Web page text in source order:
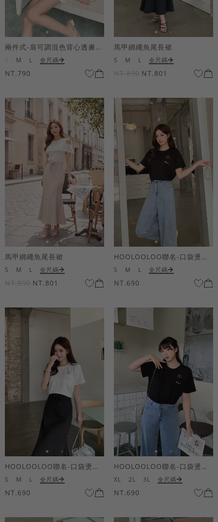
兩件式-肩可調混色背心透膚上衣套組
M L 全尺碼
NT.790
馬甲綁繩魚尾長裙
S M L 全尺碼
NT.890 NT.801
馬甲綁繩魚尾長裙
S M L 全尺碼
NT.890 NT.801
HOOLOOLOO聯名-口袋燙金KUKU熊短袖上衣
S M L 全尺碼
NT.690
HOOLOOLOO聯名-口袋燙金KUKU熊短袖上衣
S M L 全尺碼
NT.690
HOOLOOLOO聯名-口袋燙金KUKU熊短袖上衣
XL 2L 3L 全尺碼
NT.690